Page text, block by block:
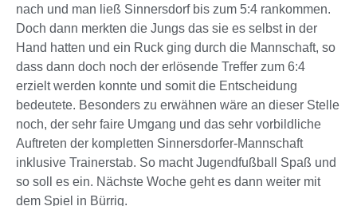
nach und man ließ Sinnersdorf bis zum 5:4 rankommen.
Doch dann merkten die Jungs das sie es selbst in der
Hand hatten und ein Ruck ging durch die Mannschaft, so
dass dann doch noch der erlösende Treffer zum 6:4
erzielt werden konnte und somit die Entscheidung
bedeutete. Besonders zu erwähnen wäre an dieser Stelle
noch, der sehr faire Umgang und das sehr vorbildliche
Auftreten der kompletten Sinnersdorfer-Mannschaft
inklusive Trainerstab. So macht Jugendfußball Spaß und
so soll es ein. Nächste Woche geht es dann weiter mit
dem Spiel in Bürrig.